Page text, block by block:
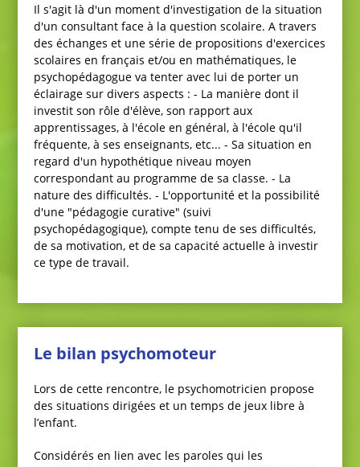
Il s'agit là d'un moment d'investigation de la situation
d'un consultant face à la question scolaire. A travers
des échanges et une série de propositions d'exercices
scolaires en français et/ou en mathématiques, le
psychopédagogue va tenter avec lui de porter un
éclairage sur divers aspects : - La manière dont il
investit son rôle d'élève, son rapport aux
apprentissages, à l'école en général, à l'école qu'il
fréquente, à ses enseignants, etc... - Sa situation en
regard d'un hypothétique niveau moyen
correspondant au programme de sa classe. - La
nature des difficultés. - L'opportunité et la possibilité
d'une "pédagogie curative" (suivi
psychopédagogique), compte tenu de ses difficultés,
de sa motivation, et de sa capacité actuelle à investir
ce type de travail.
Le bilan psychomoteur
Lors de cette rencontre, le psychomotricien propose
des situations dirigées et un temps de jeux libre à
l’enfant.
Considérés en lien avec les paroles qui les